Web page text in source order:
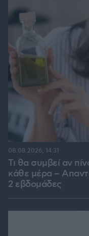
Τι θα συμβεί αν
κάθε μέρα –
2 εβδομάδες
08.08.2026, 14:31